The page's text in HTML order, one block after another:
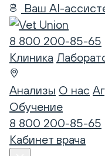
Ваш AI-
8 800 200-85-65
Клиника
Анализы О нас
Обучение
8 800 200-85-65
Кабинет врача